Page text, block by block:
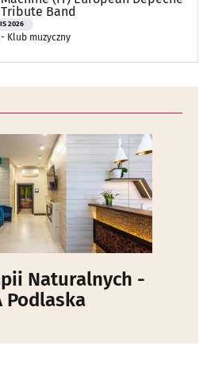
Band
2026
Klub muzyczny
Naturalnych -
Podlaska